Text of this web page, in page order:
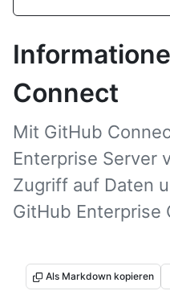
Connect
Mit GitHub
Enterprise Server
Zugriff auf Daten
GitHub Enterprise
Als Markdown kopieren